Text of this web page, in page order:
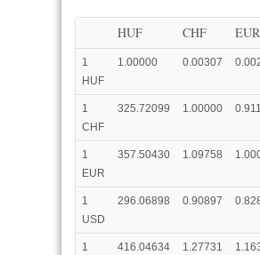
HUF CHF EUR
1
HUF
1.00000 0.00307
1
CHF
325.72099 1.00000
1
EUR
357.50430 1.09758
1
USD
296.06898 0.90897
1
416.04634 1.27731